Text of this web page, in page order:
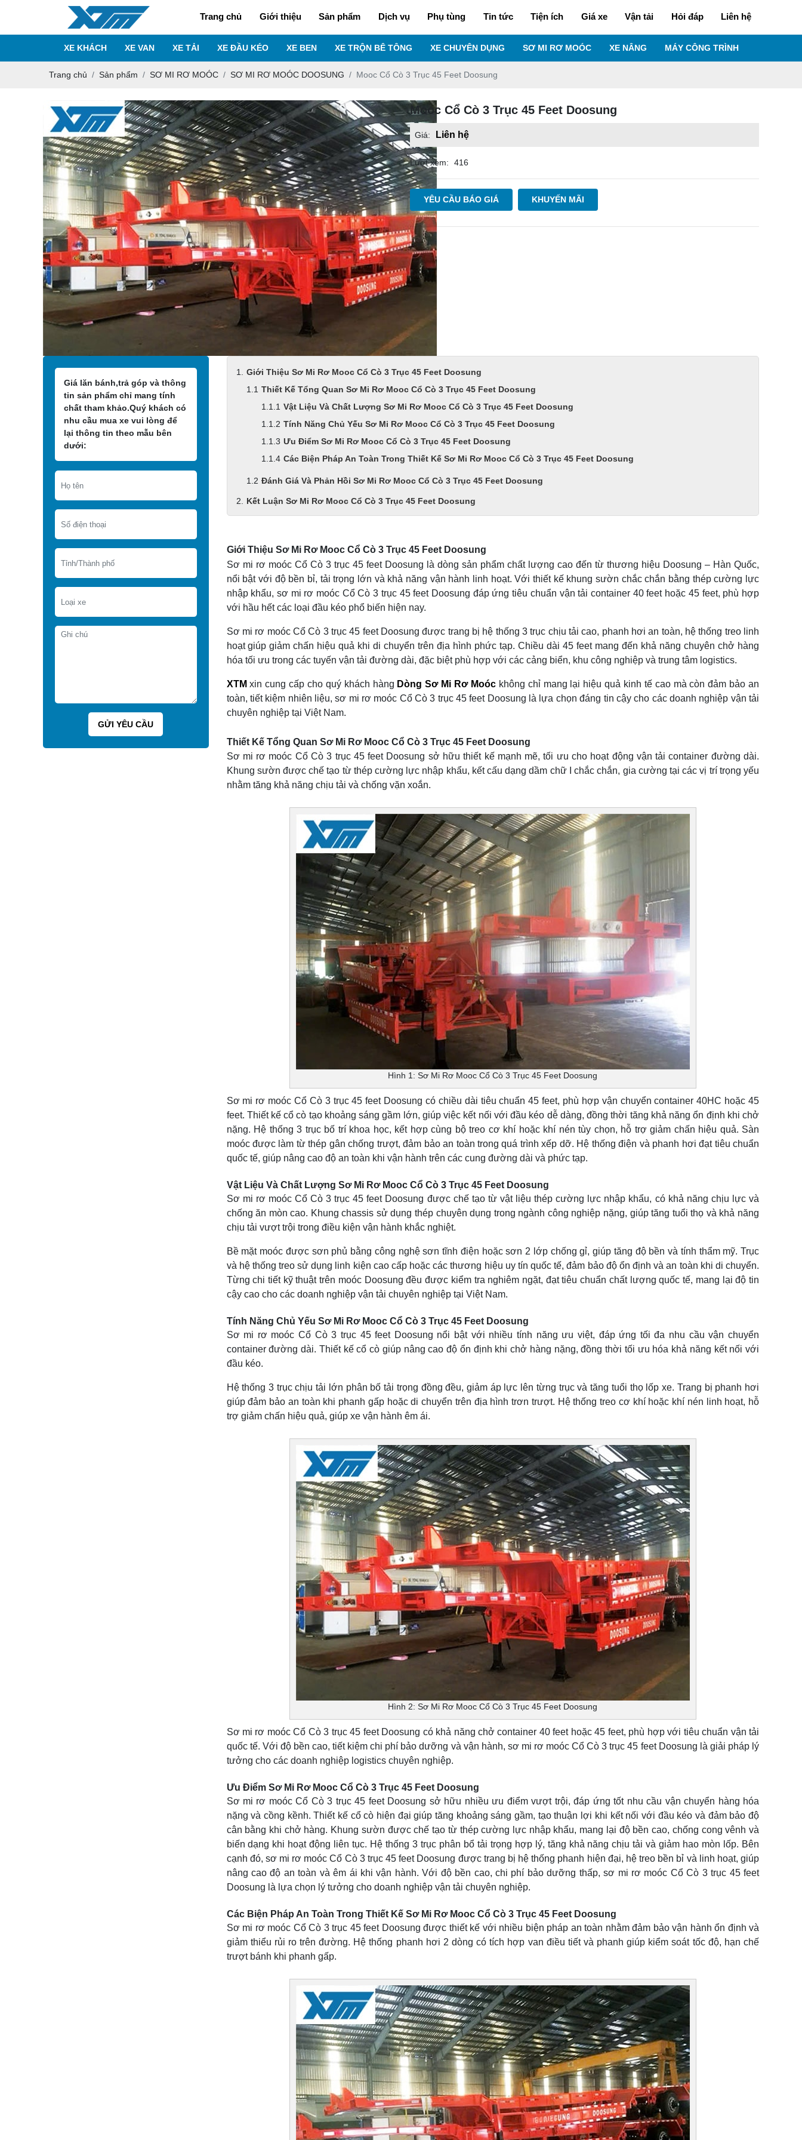
Trang chủ Giới thiệu Sản phẩm Dịch vụ Phụ tùng Tin tức Tiện ích Giá xe Vận tải Hỏi đáp Liên hệ
XE KHÁCH XE VAN XE TẢI XE ĐẦU KÉO XE BEN XE TRỘN BÊ TÔNG XE CHUYÊN DỤNG SƠ MI RƠ MOÓC XE NÂNG MÁY CÔNG TRÌNH
Trang chủ Sản phẩm SƠ MI RƠ MOÓC SƠ MI RƠ MOÓC DOOSUNG Mooc Cổ Cò 3 Trục 45 Feet Doosung
Mooc Cổ Cò 3 Trục 45 Feet Doosung
Giá: Liên hệ
Lượt xem: 416
YÊU CẦU BÁO GIÁ KHUYẾN MÃI
Giá lăn bánh,trả góp và thông
tin sản phẩm chỉ mang tính
chất tham khảo.Quý khách có
nhu cầu mua xe vui lòng để
lại thông tin theo mẫu bên
dưới:
Giới Thiệu Sơ Mi Rơ Mooc Cổ Cò 3 Trục 45 Feet Doosung
Thiết Kế Tổng Quan Sơ Mi Rơ Mooc Cổ Cò 3 Trục 45 Feet Doosung
Vật Liệu Và Chất Lượng Sơ Mi Rơ Mooc Cổ Cò 3 Trục 45 Feet Doosung
Tính Năng Chủ Yếu Sơ Mi Rơ Mooc Cổ Cò 3 Trục 45 Feet Doosung
Ưu Điểm Sơ Mi Rơ Mooc Cổ Cò 3 Trục 45 Feet Doosung
Các Biện Pháp An Toàn Trong Thiết Kế Sơ Mi Rơ Mooc Cổ Cò 3 Trục 45 Feet Doosung
Đánh Giá Và Phản Hồi Sơ Mi Rơ Mooc Cổ Cò 3 Trục 45 Feet Doosung
Kết Luận Sơ Mi Rơ Mooc Cổ Cò 3 Trục 45 Feet Doosung
Giới Thiệu Sơ Mi Rơ Mooc Cổ Cò 3 Trục 45 Feet Doosung
Sơ mi rơ moóc Cổ Cò 3 trục 45 feet Doosung là dòng sản phẩm chất lượng cao đến từ thương hiệu Doosung – Hàn Quốc,
nổi bật với độ bền bỉ, tải trọng lớn và khả năng vận hành linh hoạt. Với thiết kế khung sườn chắc chắn bằng thép cường lực
nhập khẩu, sơ mi rơ moóc Cổ Cò 3 trục 45 feet Doosung đáp ứng tiêu chuẩn vận tải container 40 feet hoặc 45 feet, phù hợp
với hầu hết các loại đầu kéo phổ biến hiện nay.
Sơ mi rơ moóc Cổ Cò 3 trục 45 feet Doosung được trang bị hệ thống 3 trục chịu tải cao, phanh hơi an toàn, hệ thống treo linh
hoạt giúp giảm chấn hiệu quả khi di chuyển trên địa hình phức tạp. Chiều dài 45 feet mang đến khả năng chuyên chở hàng
hóa tối ưu trong các tuyến vận tải đường dài, đặc biệt phù hợp với các cảng biển, khu công nghiệp và trung tâm logistics.
XTM xin cung cấp cho quý khách hàng Dòng Sơ Mi Rơ Moóckhông chỉ mang lại hiệu quả kinh tế cao mà còn đảm bảo an
toàn, tiết kiệm nhiên liệu, sơ mi rơ moóc Cổ Cò 3 trục 45 feet Doosung là lựa chọn đáng tin cậy cho các doanh nghiệp vận tải
chuyên nghiệp tại Việt Nam.
Thiết Kế Tổng Quan Sơ Mi Rơ Mooc Cổ Cò 3 Trục 45 Feet Doosung
Sơ mi rơ moóc Cổ Cò 3 trục 45 feet Doosung sở hữu thiết kế mạnh mẽ, tối ưu cho hoạt động vận tải container đường dài.
Khung sườn được chế tạo từ thép cường lực nhập khẩu, kết cấu dạng dầm chữ I chắc chắn, gia cường tại các vị trí trọng yếu
nhằm tăng khả năng chịu tải và chống vặn xoắn.
Hình 1: Sơ Mi Rơ Mooc Cổ Cò 3 Trục 45 Feet Doosung
Sơ mi rơ moóc Cổ Cò 3 trục 45 feet Doosung có chiều dài tiêu chuẩn 45 feet, phù hợp vận chuyển container 40HC hoặc 45
feet. Thiết kế cổ cò tạo khoảng sáng gầm lớn, giúp việc kết nối với đầu kéo dễ dàng, đồng thời tăng khả năng ổn định khi chở
nặng. Hệ thống 3 trục bố trí khoa học, kết hợp cùng bộ treo cơ khí hoặc khí nén tùy chọn, hỗ trợ giảm chấn hiệu quả. Sàn
moóc được làm từ thép gân chống trượt, đảm bảo an toàn trong quá trình xếp dỡ. Hệ thống điện và phanh hơi đạt tiêu chuẩn
quốc tế, giúp nâng cao độ an toàn khi vận hành trên các cung đường dài và phức tạp.
Vật Liệu Và Chất Lượng Sơ Mi Rơ Mooc Cổ Cò 3 Trục 45 Feet Doosung
Sơ mi rơ moóc Cổ Cò 3 trục 45 feet Doosung được chế tạo từ vật liệu thép cường lực nhập khẩu, có khả năng chịu lực và
chống ăn mòn cao. Khung chassis sử dụng thép chuyên dụng trong ngành công nghiệp nặng, giúp tăng tuổi thọ và khả năng
chịu tải vượt trội trong điều kiện vận hành khắc nghiệt.
Bề mặt moóc được sơn phủ bằng công nghệ sơn tĩnh điện hoặc sơn 2 lớp chống gỉ, giúp tăng độ bền và tính thẩm mỹ. Trục
và hệ thống treo sử dụng linh kiện cao cấp hoặc các thương hiệu uy tín quốc tế, đảm bảo độ ổn định và an toàn khi di chuyển.
Từng chi tiết kỹ thuật trên moóc Doosung đều được kiểm tra nghiêm ngặt, đạt tiêu chuẩn chất lượng quốc tế, mang lại độ tin
cậy cao cho các doanh nghiệp vận tải chuyên nghiệp tại Việt Nam.
Tính Năng Chủ Yếu Sơ Mi Rơ Mooc Cổ Cò 3 Trục 45 Feet Doosung
Sơ mi rơ moóc Cổ Cò 3 trục 45 feet Doosung nổi bật với nhiều tính năng ưu việt, đáp ứng tối đa nhu cầu vận chuyển
container đường dài. Thiết kế cổ cò giúp nâng cao độ ổn định khi chở hàng nặng, đồng thời tối ưu hóa khả năng kết nối với
đầu kéo.
Hệ thống 3 trục chịu tải lớn phân bố tải trọng đồng đều, giảm áp lực lên từng trục và tăng tuổi thọ lốp xe. Trang bị phanh hơi
giúp đảm bảo an toàn khi phanh gấp hoặc di chuyển trên địa hình trơn trượt. Hệ thống treo cơ khí hoặc khí nén linh hoạt, hỗ
trợ giảm chấn hiệu quả, giúp xe vận hành êm ái.
Hình 2: Sơ Mi Rơ Mooc Cổ Cò 3 Trục 45 Feet Doosung
Sơ mi rơ moóc Cổ Cò 3 trục 45 feet Doosung có khả năng chở container 40 feet hoặc 45 feet, phù hợp với tiêu chuẩn vận tải
quốc tế. Với độ bền cao, tiết kiệm chi phí bảo dưỡng và vận hành, sơ mi rơ moóc Cổ Cò 3 trục 45 feet Doosung là giải pháp lý
tưởng cho các doanh nghiệp logistics chuyên nghiệp.
Ưu Điểm Sơ Mi Rơ Mooc Cổ Cò 3 Trục 45 Feet Doosung
Sơ mi rơ moóc Cổ Cò 3 trục 45 feet Doosung sở hữu nhiều ưu điểm vượt trội, đáp ứng tốt nhu cầu vận chuyển hàng hóa
nặng và cồng kềnh. Thiết kế cổ cò hiện đại giúp tăng khoảng sáng gầm, tạo thuận lợi khi kết nối với đầu kéo và đảm bảo độ
cân bằng khi chở hàng. Khung sườn được chế tạo từ thép cường lực nhập khẩu, mang lại độ bền cao, chống cong vênh và
biến dạng khi hoạt động liên tục. Hệ thống 3 trục phân bổ tải trọng hợp lý, tăng khả năng chịu tải và giảm hao mòn lốp. Bên
cạnh đó, sơ mi rơ moóc Cổ Cò 3 trục 45 feet Doosung được trang bị hệ thống phanh hiện đại, hệ treo bền bỉ và linh hoạt, giúp
nâng cao độ an toàn và êm ái khi vận hành. Với độ bền cao, chi phí bảo dưỡng thấp, sơ mi rơ moóc Cổ Cò 3 trục 45 feet
Doosung là lựa chọn lý tưởng cho doanh nghiệp vận tải chuyên nghiệp.
Các Biện Pháp An Toàn Trong Thiết Kế Sơ Mi Rơ Mooc Cổ Cò 3 Trục 45 Feet Doosung
Sơ mi rơ moóc Cổ Cò 3 trục 45 feet Doosung được thiết kế với nhiều biện pháp an toàn nhằm đảm bảo vận hành ổn định và
giảm thiểu rủi ro trên đường. Hệ thống phanh hơi 2 dòng có tích hợp van điều tiết và phanh giúp kiểm soát tốc độ, hạn chế
trượt bánh khi phanh gấp.